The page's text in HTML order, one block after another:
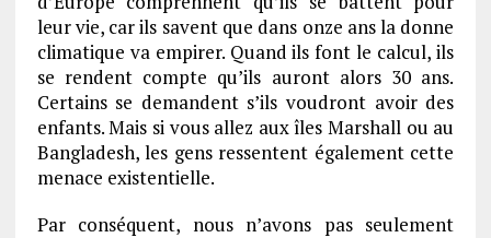
leur vie, car ils savent que dans onze ans la donne
climatique va empirer. Quand ils font le calcul, ils
se rendent compte qu’ils auront alors 30 ans.
Certains se demandent s’ils voudront avoir des
enfants. Mais si vous allez aux îles Marshall ou au
Bangladesh, les gens ressentent également cette
menace existentielle.
Par conséquent, nous n’avons pas seulement